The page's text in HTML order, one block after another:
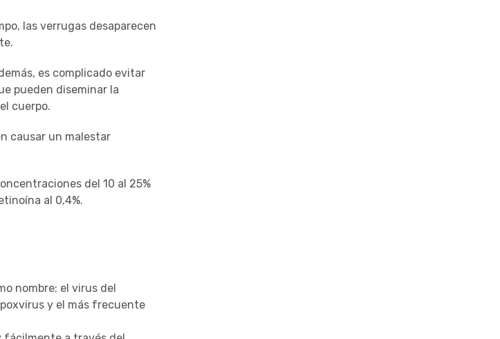
las verrugas desaparecen
es complicado evitar
pueden diseminar la
cuerpo.
causar un malestar
del 10 al 25%
al 0,4%.
nombre: el virus del
y el más frecuente